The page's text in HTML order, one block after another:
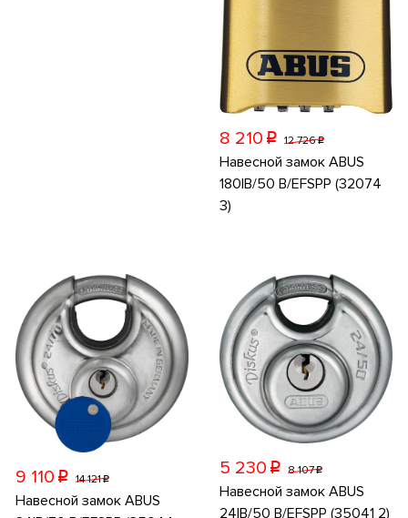
8 210 p 12 726p
Навесной замок ABUS
180IB/50 B/EFSPP (32074
3)
9 110 p 14 121p
Навесной замок ABUS
5 230 p 8 107p
Навесной замок ABUS
24IB/50 B/EFSPP (35041 2)